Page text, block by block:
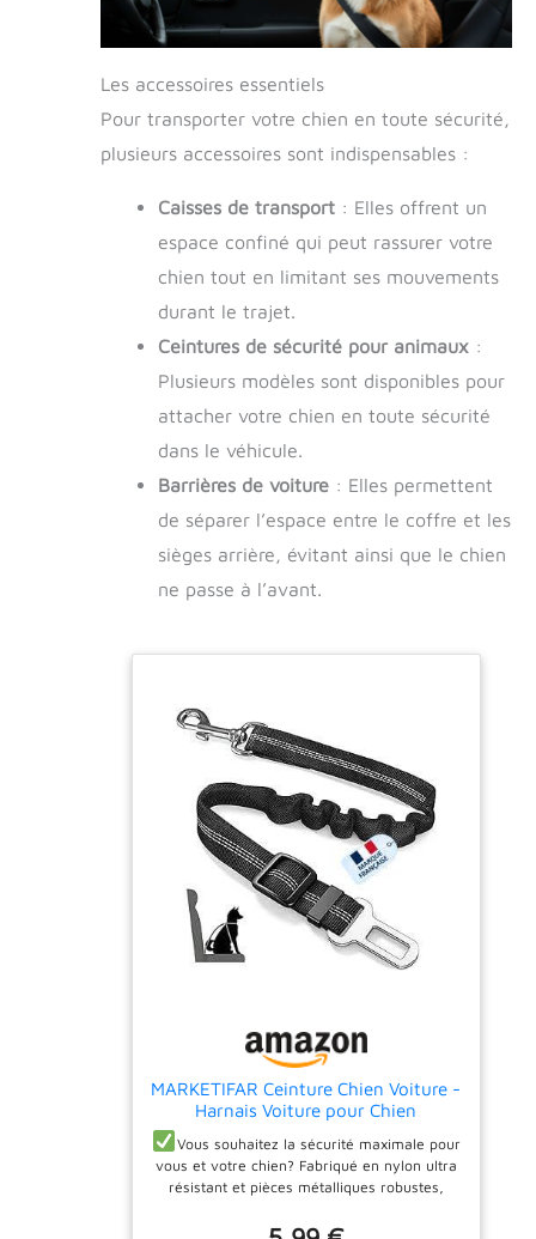
Les accessoires essentiels
Pour transporter votre chien en toute sécurité,
plusieurs accessoires sont indispensables :
Caisses de transport : Elles offrent un
espace confiné qui peut rassurer votre
chien tout en limitant ses mouvements
durant le trajet.
Ceintures de sécurité pour animaux :
Plusieurs modèles sont disponibles pour
attacher votre chien en toute sécurité
dans le véhicule.
Barrières de voiture : Elles permettent
de séparer l’espace entre le coffre et les
sièges arrière, évitant ainsi que le chien
ne passe à l’avant.
MARKETIFAR Ceinture Chien Voiture -
Harnais Voiture pour Chien
Vous souhaitez la sécurité maximale pour
vous et votre chien? Fabriqué en nylon ultra
résistant et pièces métalliques robustes,
quatre pattes afin que vous puissiez conduire